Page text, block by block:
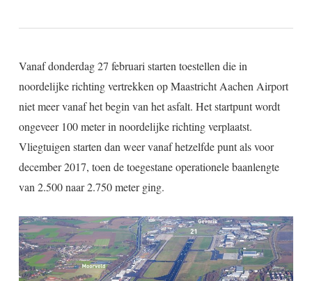
Vanaf donderdag 27 februari starten toestellen die in
noordelijke richting vertrekken op Maastricht Aachen Airport
niet meer vanaf het begin van het asfalt. Het startpunt wordt
ongeveer 100 meter in noordelijke richting verplaatst.
Vliegtuigen starten dan weer vanaf hetzelfde punt als voor
december 2017, toen de toegestane operationele baanlengte
van 2.500 naar 2.750 meter ging.